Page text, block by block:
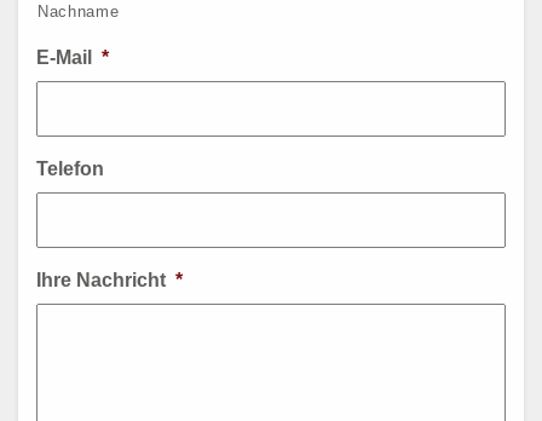
Nachname
E-Mail *
Telefon
Ihre Nachricht *